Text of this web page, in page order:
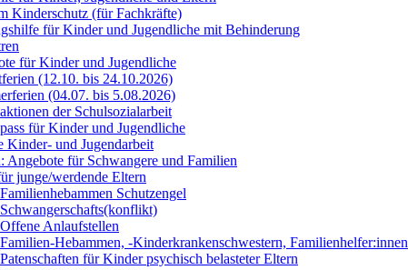
Kinderschutz (für Fachkräfte)
für Kinder und Jugendliche mit Behinderung
für Kinder und Jugendliche
(12.10. bis 24.10.2026)
(04.07. bis 5.08.2026)
der Schulsozialarbeit
für Kinder und Jugendliche
Kinder- und Jugendarbeit
Angebote für Schwangere und Familien
junge/werdende Eltern
Familienhebammen Schutzengel
Schwangerschafts(konflikt)
Offene Anlaufstellen
Familien-Hebammen, -Kinderkrankenschwestern, Familienhelfer:innen
Patenschaften für Kinder psychisch belasteter Eltern